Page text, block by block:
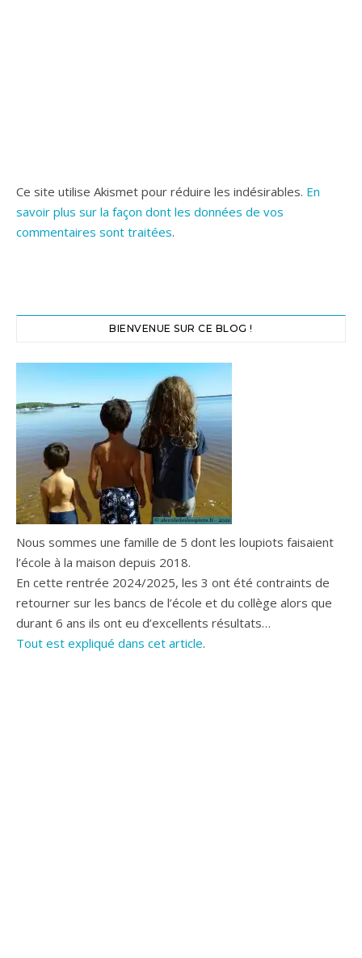
Ce site utilise Akismet pour réduire les indésirables. En
savoir plus sur la façon dont les données de vos
commentaires sont traitées.
BIENVENUE SUR CE BLOG !
Nous sommes une famille de 5 dont les loupiots faisaient
l’école à la maison depuis 2018.
En cette rentrée 2024/2025, les 3 ont été contraints de
retourner sur les bancs de l’école et du collège alors que
durant 6 ans ils ont eu d’excellents résultats…
Tout est expliqué dans cet article.